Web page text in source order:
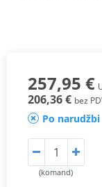
257,95 €
206,36 € bez
Po narudžbi
(komand)